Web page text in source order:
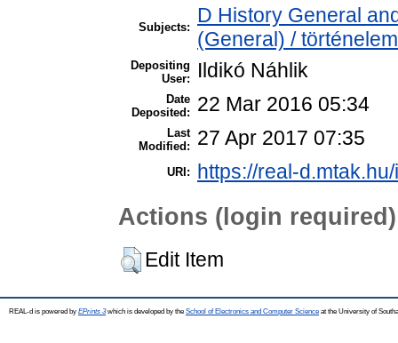
Subjects:
D History General
(General) /
Depositing
User:
Ildikó Náhlik
Date
Deposited:
22 Mar 2016 05:34
Last
Modified:
27 Apr 2017 07:35
URI: https://real-
Actions (login required)
Edit Item
REAL-d is powered by EPrints 3which is developed by the School of Electronics and Computer Science at the University of